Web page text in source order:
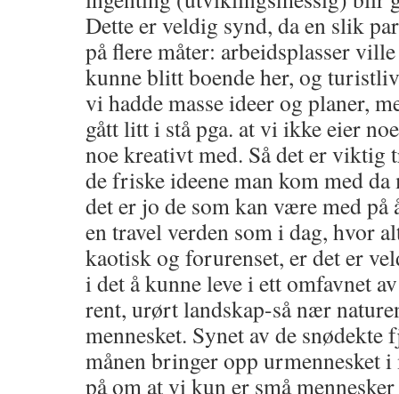
Dette er veldig synd, da en slik
på flere måter: arbeidsplasser
kunne blitt boende her, og
vi hadde masse ideer og planer,
gått litt i stå pga. at vi ikke eier
noe kreativt med. Så det er viktig
de friske ideene man kom med
det er jo de som kan være med
en travel verden som i dag, hvor
kaotisk og forurenset, er det er
i det å kunne leve i ett omfavnet
rent, urørt landskap-så nær
mennesket. Synet av de
månen bringer opp urmennesket
på om at vi kun er små